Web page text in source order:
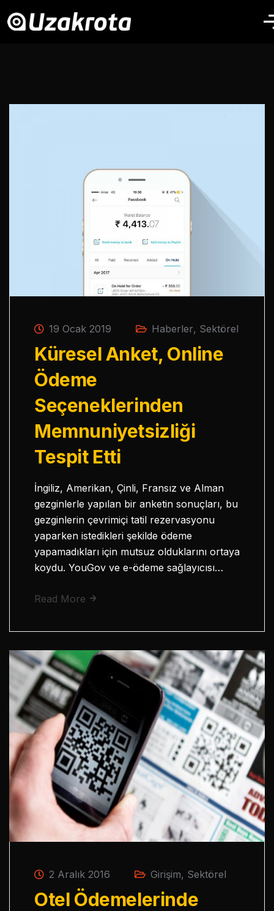
19 Ocak 2019 Haberler, Sektörel
Küresel Anket, Online
Ödeme
Seçeneklerinden
Memnuniyetsizliği
Tespit Etti
İngiliz, Amerikan, Çinli, Fransız ve Alman
gezginlerle yapılan bir anketin sonuçları, bu
gezginlerin çevrimiçi tatil rezervasyonu
yaparken istedikleri şekilde ödeme
yapamadıkları için mutsuz olduklarını ortaya
koydu. YouGov ve e-ödeme sağlayıcısı…
Read More
2 Aralık 2016 Girişim, Sektörel
Otel Ödemelerinde